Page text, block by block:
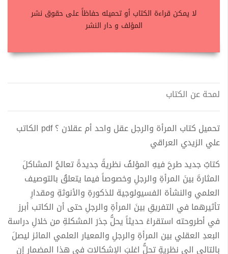
لا يمكن قراءة الكتاب أو تحميله حفاظاً على حقوق نشر
المؤلف و دار النشر
لمحة عن الكتاب
تحميل كتاب المرأة والرجل عقل واحد أم عقلان ؟ pdf الكاتب
علي الزيدي العراقي
كتابٌ جديد طرحَ فيهِ المؤلفُ نظريةً جديدةً تعالجُ المشاكلَ
المثارةَ بينَ المرأةِ والرجلِ وخصوصاً فيما يتعلقُ بالتوصيف
العلمي والنشأة الفسيولوجية للذكورةِ والأنوثةِ ومقدارِ
تأثيرهما في التفريقِ بينَ المرأةِ والرجلِ حتى أن الكاتب أبرز
في أطروحته استقراءً حديثاً يحلُّ جذرَ المشكلةِ من خلالِ دراسة
البعدِ العقلي بين المرأةِ والرجلِ والمعيار العلمي المائز ليصلَ
بالتالي الى نظريةٍ تحلُّ اغلبَ الإشكالات في هذا المضمارِ إن